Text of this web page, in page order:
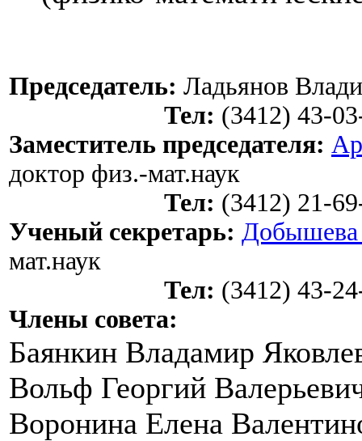
Председатель: Ладьянов
Тел: (3412) 43-
Заместитель председателя:
доктор физ.-мат.наук
Тел: (3412) 21-
Ученый секретарь: Добышева
мат.наук
Тел: (3412) 43-
Члены совета:
Баянкин Владамир
Вольф Георгий
Воронина Елена